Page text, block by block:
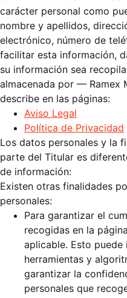
carácter personal como
nombre y apellidos,
electrónico, número de
facilitar esta información,
su información sea
almacenada por — Ramex
describe en las páginas:
Aviso Legal
Política de Privacidad
Los datos personales y la
parte del Titular es
de información:
Existen otras finalidades
personales:
Para garantizar el
recogidas en la
aplicable. Esto
herramientas y
garantizar la
personales que